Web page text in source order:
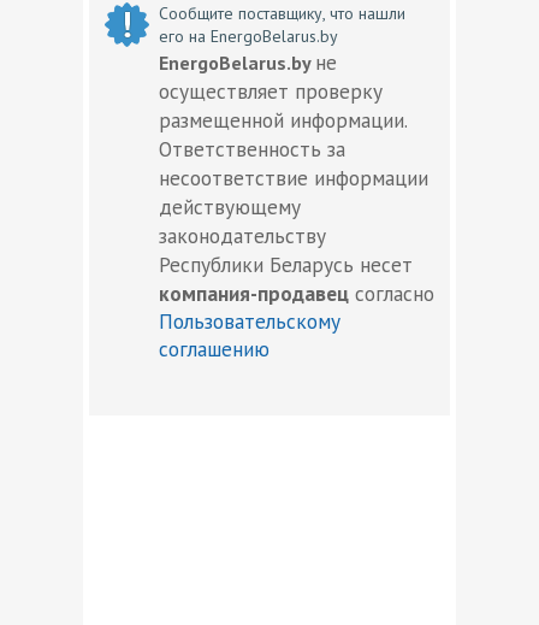
Сообщите поставщику, что нашли
его на EnergoBelarus.by
EnergoBelarus.by не
осуществляет проверку
размещенной информации.
Ответственность за
несоответствие информации
действующему
законодательству
Республики Беларусь несет
компания-продавец согласно
Пользовательскому
соглашению